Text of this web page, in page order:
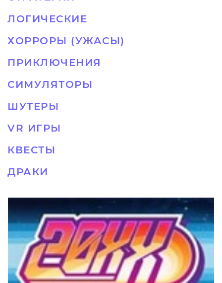
ЛОГИЧЕСКИЕ
ХОРРОРЫ (УЖАСЫ)
ПРИКЛЮЧЕНИЯ
СИМУЛЯТОРЫ
ШУТЕРЫ
VR ИГРЫ
КВЕСТЫ
ДРАКИ